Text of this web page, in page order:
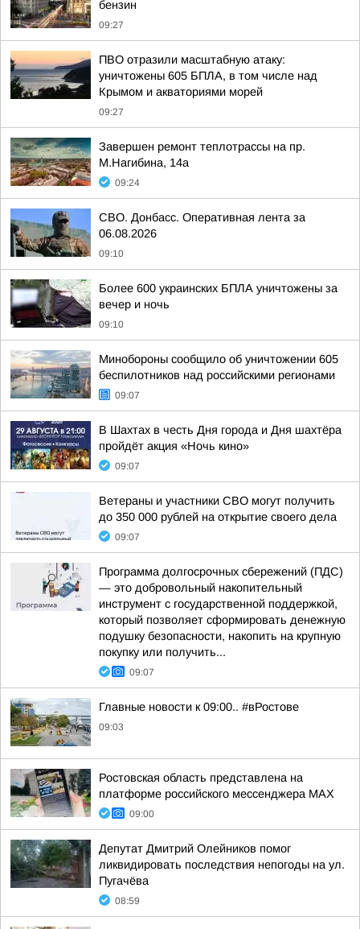
бензин
09:27
ПВО отразили масштабную атаку:
уничтожены 605 БПЛА, в том числе над
Крымом и акваториями морей
09:27
Завершен ремонт теплотрассы на пр.
М.Нагибина, 14а
09:24
СВО. Донбасс. Оперативная лента за
06.08.2026
09:10
Более 600 украинских БПЛА уничтожены за
вечер и ночь
09:10
Минобороны сообщило об уничтожении 605
беспилотников над российскими регионами
09:07
В Шахтах в честь Дня города и Дня шахтёра
пройдёт акция «Ночь кино»
09:07
Ветераны и участники СВО могут получить
до 350 000 рублей на открытие своего дела
09:07
Программа долгосрочных сбережений (ПДС)
— это добровольный накопительный
инструмент с государственной поддержкой,
который позволяет сформировать денежную
подушку безопасности, накопить на крупную
покупку или получить...
09:07
Главные новости к 09:00.. #вРостове
09:03
Ростовская область представлена на
платформе российского мессенджера МАХ
09:00
Депутат Дмитрий Олейников помог
ликвидировать последствия непогоды на ул.
Пугачёва
08:59